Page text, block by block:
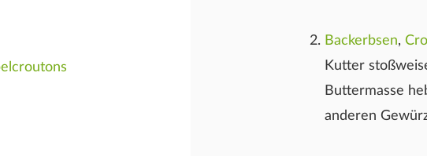
Backerbsen,
Kutter
Buttermasse
anderen